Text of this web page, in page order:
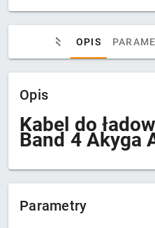
OPIS
Opis
Kabel do
Band 4 Akyga
Parametry